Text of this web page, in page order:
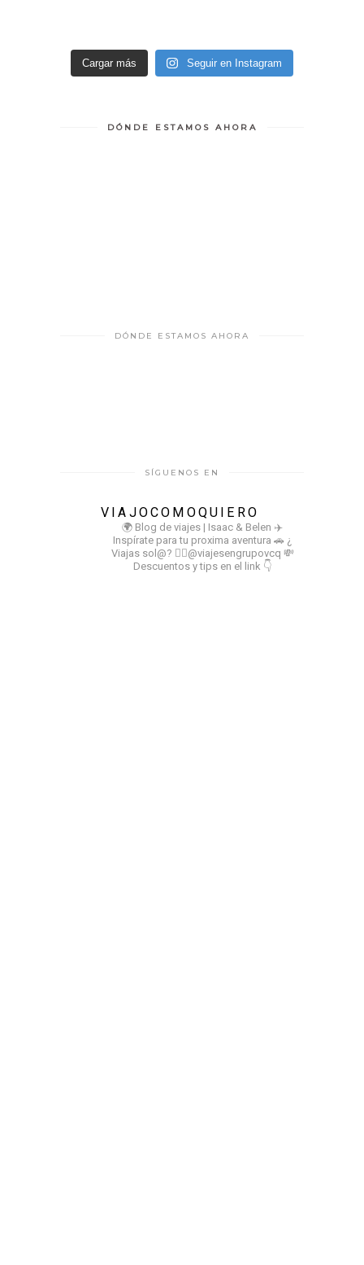
Cargar más Seguir en Instagram
DÓNDE ESTAMOS AHORA
DÓNDE ESTAMOS AHORA
SÍGUENOS EN
VIAJOCOMOQUIERO
🌍 Blog de viajes | Isaac & Belen ✈️
Inspírate para tu proxima aventura 🚗 ¿
Viajas sol@? 👉🏻@viajesengrupovcq 💸
Descuentos y tips en el link 👇